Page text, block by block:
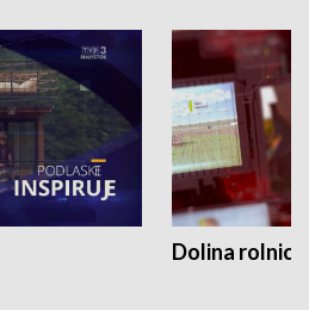
Dolina